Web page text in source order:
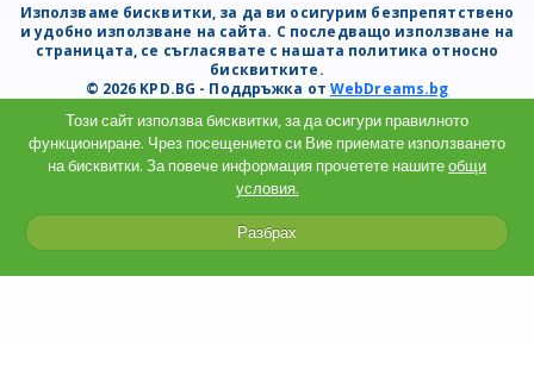
Използваме бисквитки, за да ви осигурим безпрепятствено
и удобно използване на сайта. С последващо използване на
страницата, се съгласявате с нашата политика относно
бисквитките.
© 2026 KPD.BG - Поддръжка отWebDreams.bg
Този сайт използва бисквитки, за да осигури правилното
функциониране. Чрез посещението си Вие приемате използването
на бисквитки. За повече информация прочетете нашитеобщи
условия.
Разбрах